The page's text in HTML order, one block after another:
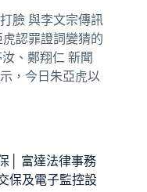
臉 與李文宗傳訊
認罪證詞變猜的
、鄭翔仁 新聞
，今日朱亞虎以
│ 富達法律事務
保及電子監控設